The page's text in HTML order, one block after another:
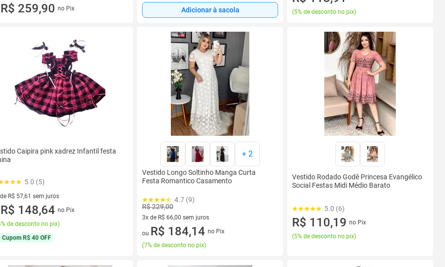
de R$ 51,98 sem juros
R$ 259,90 no Pix Adicionar à sacola
(5% de desconto no pix)
Caipira pink xadrez Infantil festa
5.0 (5)
R$ 57,61 sem juros
de R$ 57,61 sem juros
R$ 148,64 no Pix
de desconto no pix)
Cupom R$ 40 OFF
+ 2
Vestido Longo Soltinho Manga Curta
Festa Romantico Casamento
4.7 (9)
R$ 229,00
3x de R$ 66,00 sem juros
3 vez de R$ 66,00 sem juros
ou R$ 184,14 no Pix
(7% de desconto no pix)
Vestido Rodado Godê Princesa Evangélico
Social Festas Midi Médio Barato
5.0 (6)
R$ 110,19 no Pix
(5% de desconto no pix)